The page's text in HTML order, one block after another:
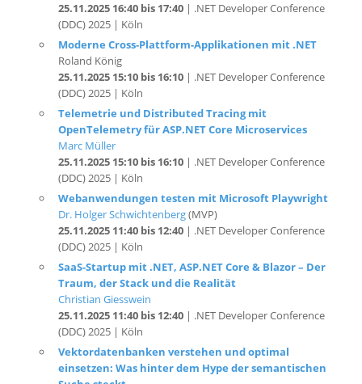
Moderne Cross-Plattform-Applikationen mit .NET
Roland König
25.11.2025 15:10 bis 16:10| .NET Developer Conference
(DDC) 2025 | Köln
Telemetrie und Distributed Tracing mit
OpenTelemetry für ASP.NET Core Microservices
Marc Müller
25.11.2025 15:10 bis 16:10| .NET Developer Conference
(DDC) 2025 | Köln
Webanwendungen testen mit Microsoft Playwright
Dr. Holger Schwichtenberg
25.11.2025 11:40 bis 12:40| .NET Developer Conference
(DDC) 2025 | Köln
SaaS-Startup mit .NET, ASP.NET Core & Blazor – Der
Traum, der Stack und die Realität
Christian Giesswein
25.11.2025 11:40 bis 12:40| .NET Developer Conference
(DDC) 2025 | Köln
Vektordatenbanken verstehen und optimal
einsetzen: Was hinter dem Hype der semantischen
Suche steckt
Gregor Biswanger